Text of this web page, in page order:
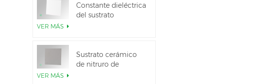
Constante dieléctrica
del sustrato
VER MÁS
Sustrato cerámico
de nitruro de
VER MÁS